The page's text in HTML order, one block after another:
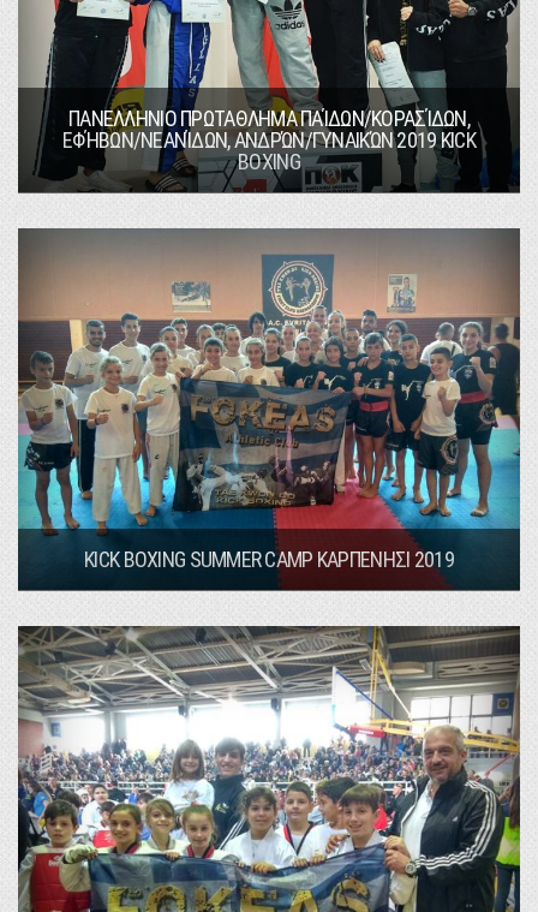
ΠΑΝΕΛΛΗΝΙΟ ΠΡΩΤΑΘΛΗΜΑ ΠΑΊΔΩΝ/ΚΟΡΑΣΊΔΩΝ,
ΕΦΉΒΩΝ/ΝΕΑΝΊΔΩΝ, ΑΝΔΡΏΝ/ΓΥΝΑΙΚΏΝ 2019 KICK
BOXING
KICK BOXING SUMMER CAMP ΚΑΡΠΕΝΗΣΙ 2019